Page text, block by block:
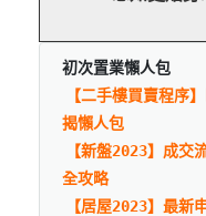
初次置業懶人包
【二手樓買賣程序
揭懶人包
【新盤2023】成交
全攻略
【居屋2023】最新